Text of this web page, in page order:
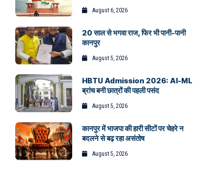
August 6, 2026
20 साल से भगवा राज, फिर भी पानी-पानी
कानपुर
August 5, 2026
HBTU Admission 2026: AI-ML
ब्रांच बनी छात्रों की पहली पसंद
August 5, 2026
कानपुर में भाजपा की हारी सीटों पर चेहरे न
बदलने से बढ़ रहा असंतोष
August 5, 2026